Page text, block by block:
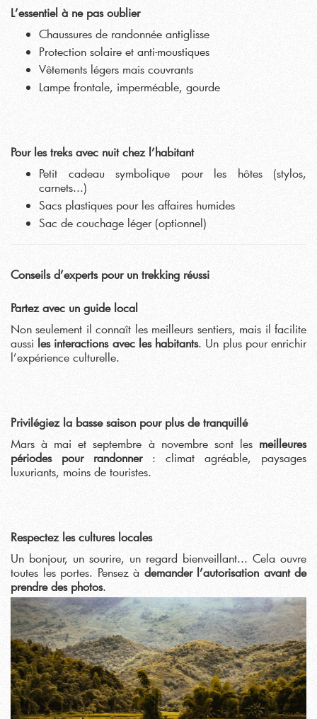
L’essentiel à ne pas oublier
Chaussures de randonnée antiglisse
Protection solaire et anti-moustiques
Vêtements légers mais couvrants
Lampe frontale, imperméable, gourde
Pour les treks avec nuit chez l’habitant
Petit cadeau symbolique pour les hôtes (stylos,
carnets...)
Sacs plastiques pour les affaires humides
Sac de couchage léger (optionnel)
Conseils d’experts pour un trekking réussi
Partez avec un guide local
Non seulement il connaît les meilleurs sentiers, mais il facilite
aussi les interactions avec les habitants. Un plus pour enrichir
l’expérience culturelle.
Privilégiez la basse saison pour plus de tranquillé
Mars à mai et septembre à novembre sont les meilleures
périodes pour randonner: climat agréable, paysages
luxuriants, moins de touristes.
Respectez les cultures locales
Un bonjour, un sourire, un regard bienveillant... Cela ouvre
toutes les portes. Pensez à demander l’autorisation avant de
prendre des photos.